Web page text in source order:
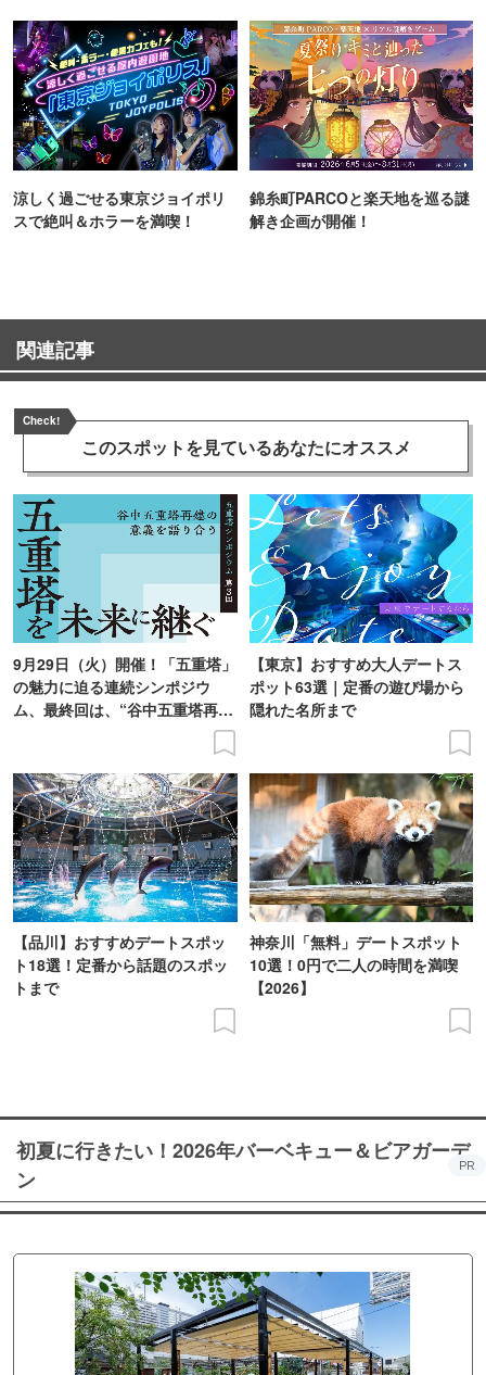
涼しく過ごせる東京ジョイポリ
スで絶叫＆ホラーを満喫！
錦糸町PARCOと楽天地を巡る謎
解き企画が開催！
関連記事
Check!
このスポットを見ているあなたにオススメ
9月29日（火）開催！「五重塔」
の魅力に迫る連続シンポジウ
ム、最終回は、“谷中五重塔再建
【東京】おすすめ大人デートス
ポット63選｜定番の遊び場から
隠れた名所まで
【品川】おすすめデートスポッ
ト18選！定番から話題のスポッ
トまで
神奈川「無料」デートスポット
10選！0円で二人の時間を満喫
【2026】
初夏に行きたい！2026年バーベキュー＆ビアガーデ
ン
PR